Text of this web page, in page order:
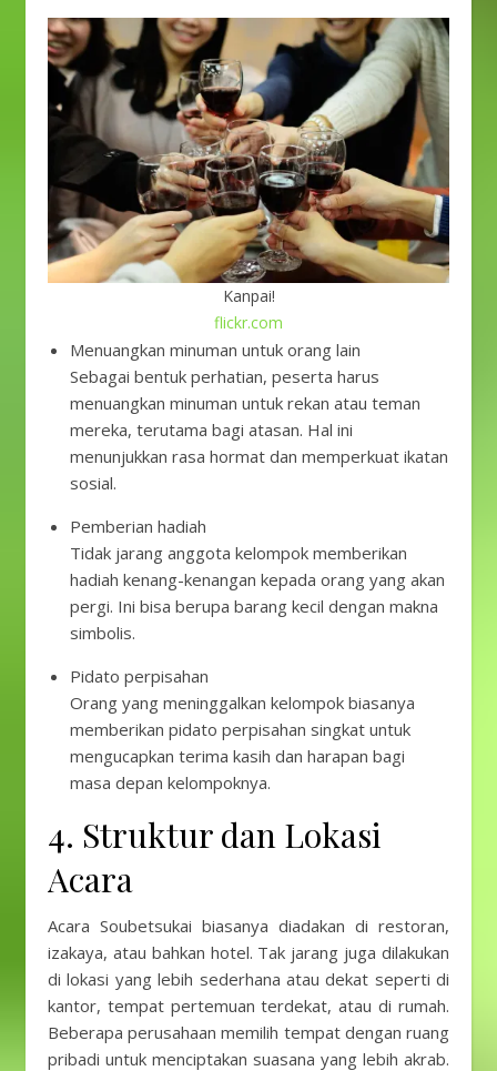
Kanpai!
flickr.com
Menuangkan minuman untuk orang lain
Sebagai bentuk perhatian, peserta harus
menuangkan minuman untuk rekan atau teman
mereka, terutama bagi atasan. Hal ini
menunjukkan rasa hormat dan memperkuat ikatan
sosial.
Pemberian hadiah
Tidak jarang anggota kelompok memberikan
hadiah kenang-kenangan kepada orang yang akan
pergi. Ini bisa berupa barang kecil dengan makna
simbolis.
Pidato perpisahan
Orang yang meninggalkan kelompok biasanya
memberikan pidato perpisahan singkat untuk
mengucapkan terima kasih dan harapan bagi
masa depan kelompoknya.
4. Struktur dan Lokasi
Acara
Acara Soubetsukai biasanya diadakan di restoran,
izakaya, atau bahkan hotel. Tak jarang juga dilakukan
di lokasi yang lebih sederhana atau dekat seperti di
kantor, tempat pertemuan terdekat, atau di rumah.
Beberapa perusahaan memilih tempat dengan ruang
pribadi untuk menciptakan suasana yang lebih akrab.